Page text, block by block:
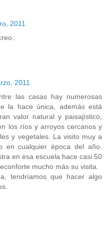
2011
2011
las casas hay numerosas
la hace única, además está
valor natural y paisajístico,
los ríos y arroyos cercanos y
y vegetales. La visito muy a
en cualquier época del año.
en esa escuela hace casi 50
mucho más su visita.
tendríamos que hacer algo